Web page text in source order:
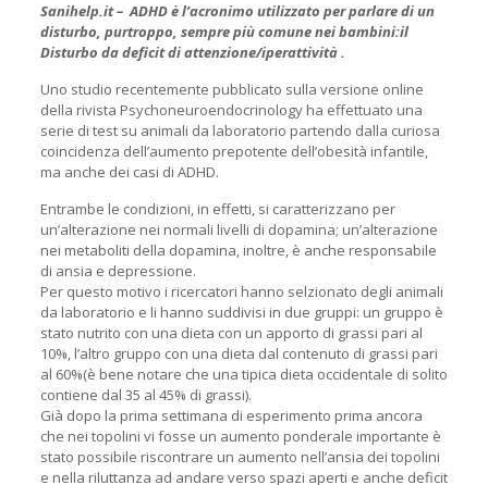
Sanihelp.it – ADHD è l’acronimo utilizzato per parlare di un
disturbo, purtroppo, sempre più comune nei bambini:il
Disturbo da deficit di attenzione/iperattività .
Uno studio recentemente pubblicato sulla versione online
della rivista Psychoneuroendocrinology ha effettuato una
serie di test su animali da laboratorio partendo dalla curiosa
coincidenza dell’aumento prepotente dell’obesità infantile,
ma anche dei casi di ADHD.
Entrambe le condizioni, in effetti, si caratterizzano per
un’alterazione nei normali livelli di dopamina; un’alterazione
nei metaboliti della dopamina, inoltre, è anche responsabile
di ansia e depressione.
Per questo motivo i ricercatori hanno selzionato degli animali
da laboratorio e li hanno suddivisi in due gruppi: un gruppo è
stato nutrito con una dieta con un apporto di grassi pari al
10%, l’altro gruppo con una dieta dal contenuto di grassi pari
al 60%(è bene notare che una tipica dieta occidentale di solito
contiene dal 35 al 45% di grassi).
Già dopo la prima settimana di esperimento prima ancora
che nei topolini vi fosse un aumento ponderale importante è
stato possibile riscontrare un aumento nell’ansia dei topolini
e nella riluttanza ad andare verso spazi aperti e anche deficit